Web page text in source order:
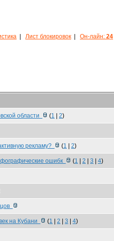
Лист блокировок Он-лайн: 24
области (1 2)
рекламу? (1 2)
ошибк (1 2 3 4)
на Кубани (1 2 3 4)